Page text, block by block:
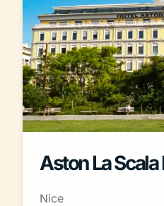
Aston La Scala
Nice